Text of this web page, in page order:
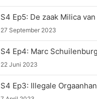
27 September 2023
22 Juni 2023